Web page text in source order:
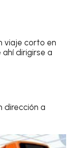
viaje corto en
dirigirse a
dirección a